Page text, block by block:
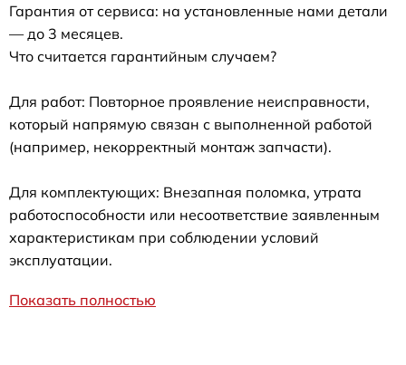
Гарантия от сервиса: на установленные нами детали
— до 3 месяцев.
Что считается гарантийным случаем?
Для работ: Повторное проявление неисправности,
который напрямую связан с выполненной работой
(например, некорректный монтаж запчасти).
Для комплектующих: Внезапная поломка, утрата
работоспособности или несоответствие заявленным
характеристикам при соблюдении условий
эксплуатации.
Показать полностью